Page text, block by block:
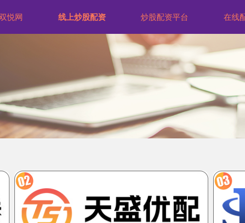
悦网 线上炒股配资 炒股配资平台 在线